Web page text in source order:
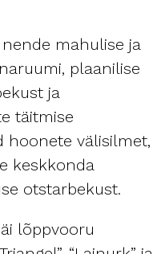
mahulise ja
plaanilise
ja
täitmise
hoonete välisilmet,
keskkonda
otstarbekust.
lõppvooru